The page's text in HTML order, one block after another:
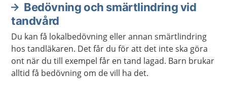
Bedövning och smärtlindring vid
tandvård
Du kan få lokalbedövning eller annan smärtlindring
hos tandläkaren. Det får du för att det inte ska göra
ont när du till exempel får en tand lagad. Barn brukar
alltid få bedövning om de vill ha det.